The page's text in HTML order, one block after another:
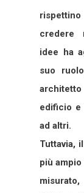
credere
idee ha
suo
edificio e
ad altri.
Tuttavia,
più